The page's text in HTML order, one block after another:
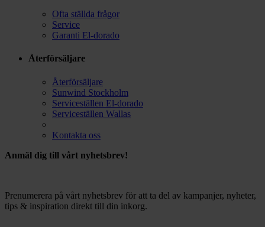
Ofta ställda frågor
Service
Garanti El-dorado
Återförsäljare
Återförsäljare
Sunwind Stockholm
Serviceställen El-dorado
Serviceställen Wallas
Kontakta oss
Anmäl dig till vårt nyhetsbrev!
Prenumerera på vårt nyhetsbrev för att ta del av kampanjer, nyheter,
tips & inspiration direkt till din inkorg.